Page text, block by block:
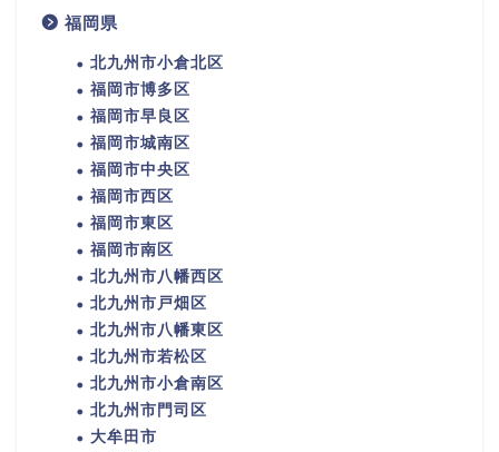
福岡県
北九州市小倉北区
福岡市博多区
福岡市早良区
福岡市城南区
福岡市中央区
福岡市西区
福岡市東区
福岡市南区
北九州市八幡西区
北九州市戸畑区
北九州市八幡東区
北九州市若松区
北九州市小倉南区
北九州市門司区
大牟田市